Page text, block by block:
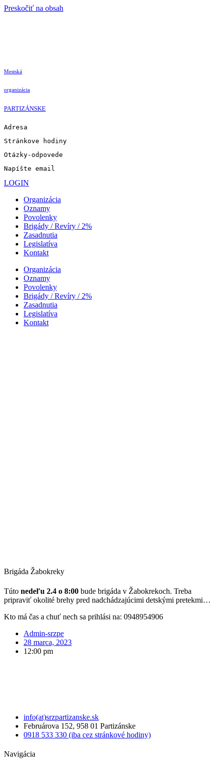
Preskočiť na obsah
Mestská
organizácia
PARTIZÁNSKE
Adresa
Stránkove hodiny
Otázky-odpovede
Napíšte email
LOGIN
Organizácia
Oznamy
Povolenky
Brigády / Revíry / 2%
Zasadnutia
Legislatíva
Kontakt
Organizácia
Oznamy
Povolenky
Brigády / Revíry / 2%
Zasadnutia
Legislatíva
Kontakt
Brigáda Žabokreky
Túto nedeľu 2.4 o 8:00 bude brigáda v Žabokrekoch. Treba
pripraviť okolité brehy pred nadchádzajúcimi detskými pretekmi…
Kto má čas a chuť nech sa prihlási na: 0948954906
Admin-srzpe
28 marca, 2023
12:00 pm
info(at)srzpartizanske.sk
Februárova 152, 958 01 Partizánske
0918 533 330 (iba cez stránkové hodiny)
Navigácia